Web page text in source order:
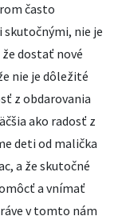
často
nie je
dostať nové
nie je dôležité
z obdarovania
ako radosť z
deti od malička
a že skutočné
a vnímať
v tomto nám